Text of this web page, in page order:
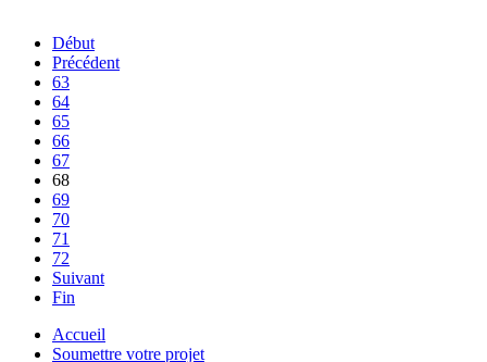
Début
Précédent
63
64
65
66
67
68
69
70
71
72
Suivant
Fin
Accueil
Soumettre votre projet